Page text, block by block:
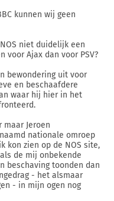
kunnen wij geen
niet duidelijk een
voor Ajax dan voor PSV?
bewondering uit voor
en beschaafdere
waar hij hier in het
maar Jeroen
nationale omroep
kon zien op de NOS site,
de mij onbekende
beschaving toonden dan
- het alsmaar
- in mijn ogen nog